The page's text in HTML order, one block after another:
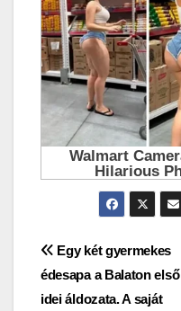
Bejegyzés
navigáció
Egy két gyermekes
édesapa a Balaton első
idei áldozata. A saját